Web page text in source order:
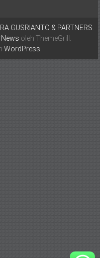
GUSRIANTO & PARTNERS
oleh ThemeGrill.
WordPress